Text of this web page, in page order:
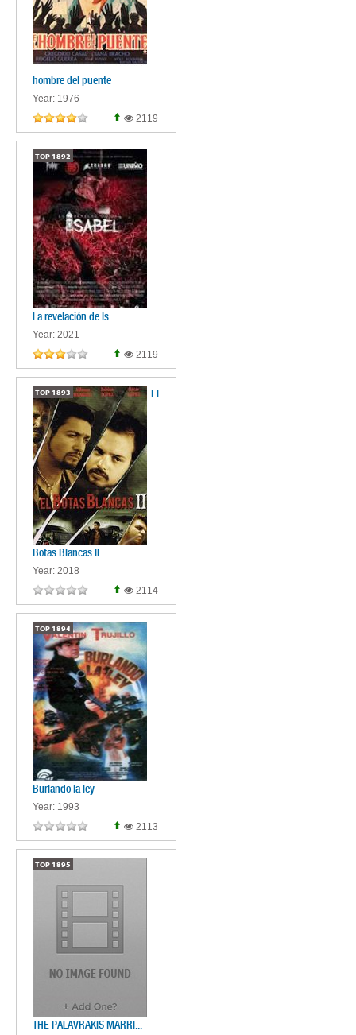
hombre del puente
Year: 1976
2119
TOP 1892
La revelación de Is...
Year: 2021
2119
TOP 1893 El
Botas Blancas II
Year: 2018
2114
TOP 1894
Burlando la ley
Year: 1993
2113
TOP 1895
THE PALAVRAKIS MARRI...